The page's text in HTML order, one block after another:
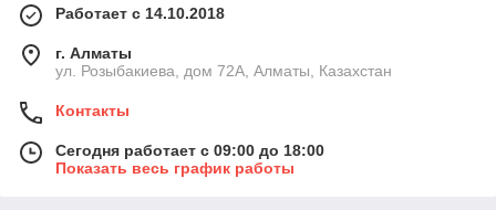
Работает с 14.10.2018
г. Алматы
ул. Розыбакиева, дом 72А, Алматы, Казахстан
Контакты
Сегодня работает с 09:00 до 18:00
Показать весь график работы